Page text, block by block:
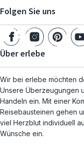
Folgen Sie uns
Über erlebe
Wir bei erlebe möchten
Unsere Überzeugungen
Handeln ein. Mit einer
Reisebausteinen gehen
viel Herzblut individuell
Wünsche ein.